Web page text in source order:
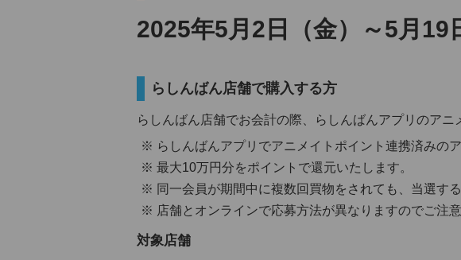
2025年5月2日（金）～5月19
らしんばん店舗で購入する方
らしんばん店舗でお会計の際、らしんばんアプリのア
らしんばんアプリでアニメイトポイント連携済みの
最大10万円分をポイントで還元いたします。
同一会員が期間中に複数回買物をされても、当選す
店舗とオンラインで応募方法が異なりますのでご注意
対象店舗